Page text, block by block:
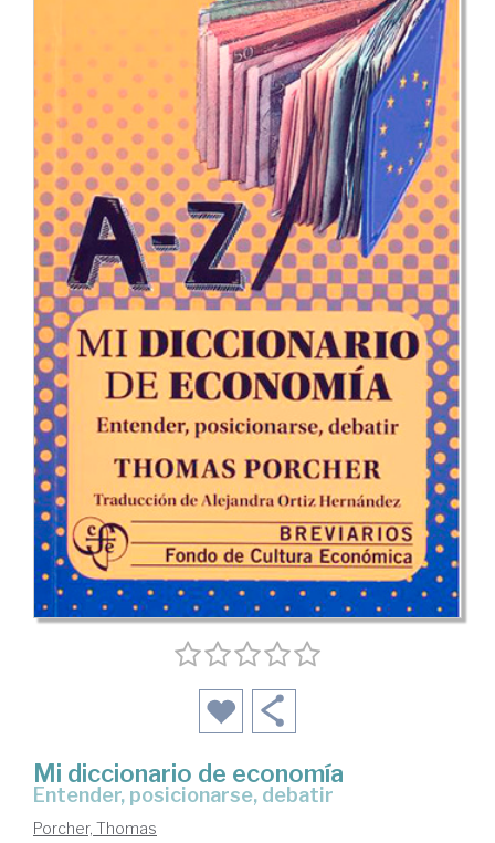
Mi diccionario de economía
Entender, posicionarse, debatir
Porcher, Thomas